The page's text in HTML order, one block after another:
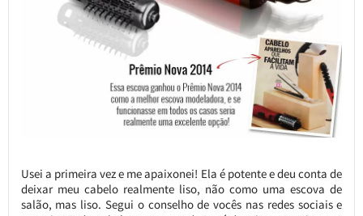
Usei a primeira vez e me apaixonei! Ela é potente e deu conta de
deixar meu cabelo realmente liso, não como uma escova de
salão, mas liso. Segui o conselho de vocês nas redes sociais e